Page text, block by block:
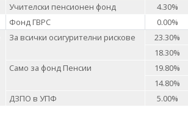
Учителски пенсионен фонд 4.30%
Фонд ГВРС 0.00%
За всички осигурителни рискове 23.30%
18.30%
Само за фонд Пенсии
19.80%
14.80%
ДЗПО в УПФ
5.00%